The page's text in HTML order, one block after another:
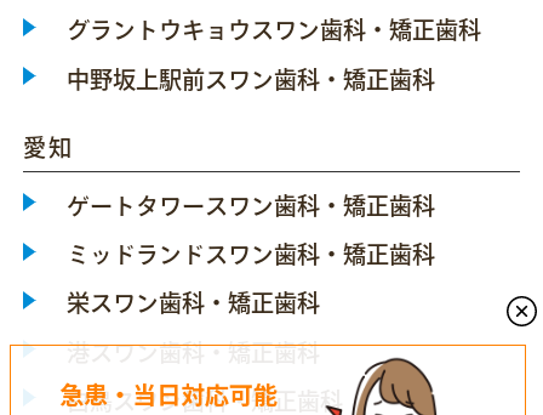
グラントウキョウスワン歯科・矯正歯科
中野坂上駅前スワン歯科・矯正歯科
愛知
ゲートタワースワン歯科・矯正歯科
ミッドランドスワン歯科・矯正歯科
栄スワン歯科・矯正歯科
港スワン歯科・矯正歯科
白鳥スワン歯科・矯正歯科
急患・当日対応可能